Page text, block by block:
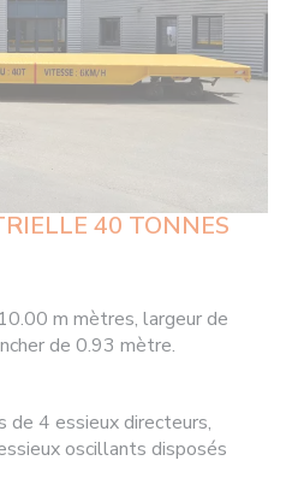
40 TONNES
m mètres, largeur de
de 0.93 mètre.
de 4 essieux directeurs,
oscillants disposés